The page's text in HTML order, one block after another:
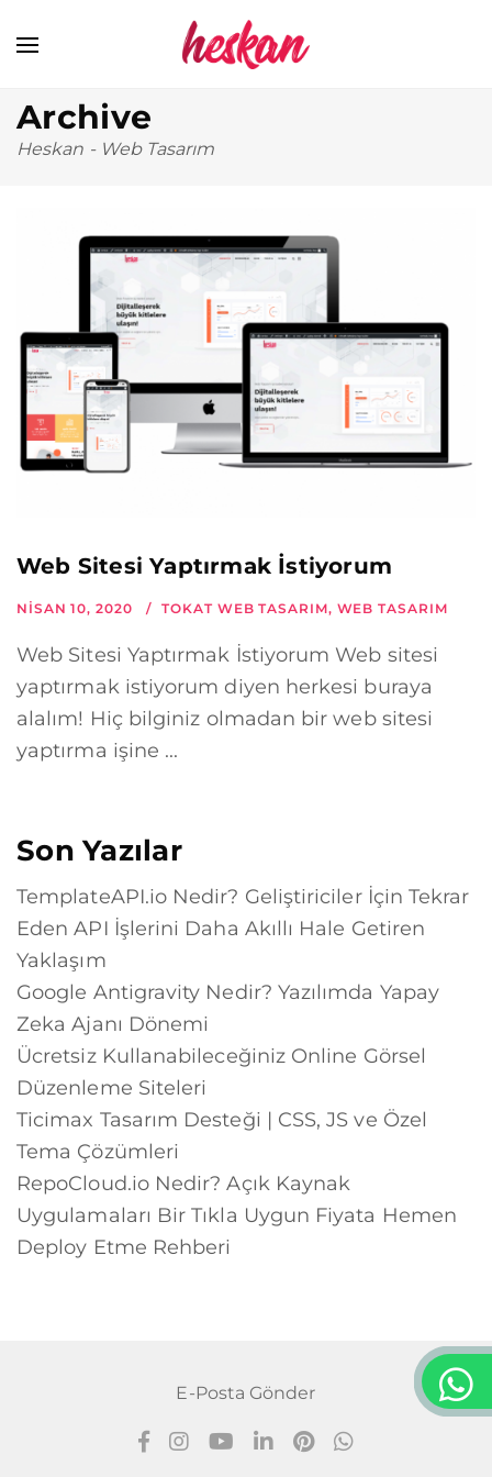
Archive
Heskan - Web Tasarım
Web Sitesi Yaptırmak İstiyorum
NISAN 10, 2020 TOKAT WEB TASARIM, WEB TASARIM
Web Sitesi Yaptırmak İstiyorum Web sitesi
yaptırmak istiyorum diyen herkesi buraya
alalım! Hiç bilginiz olmadan bir web sitesi
yaptırma işine ...
Son Yazılar
TemplateAPI.io Nedir? Geliştiriciler İçin Tekrar
Eden API İşlerini Daha Akıllı Hale Getiren
Yaklaşım
Google Antigravity Nedir? Yazılımda Yapay
Zeka Ajanı Dönemi
Ücretsiz Kullanabileceğiniz Online Görsel
Düzenleme Siteleri
Ticimax Tasarım Desteği | CSS, JS ve Özel
Tema Çözümleri
RepoCloud.io Nedir? Açık Kaynak
Uygulamaları Bir Tıkla Uygun Fiyata Hemen
Deploy Etme Rehberi
E-Posta Gönder